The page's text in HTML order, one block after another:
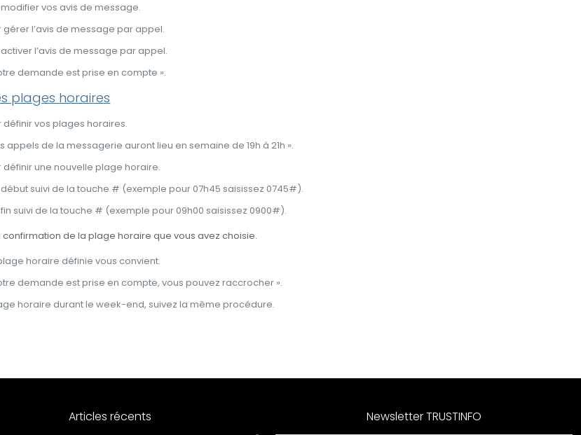
vos avis de message.
l’avis de message par appel.
l’avis de message par appel.
demande est prise en compte ».
plages horaires
vos plages horaires.
appels de la messagerie auront lieu en semaine de 19h à 21h ».
une nouvelle plage horaire.
début suivi de la touche # (exemple pour 07h45 saisissez 0745#).
fin suivi de la touche # (exemple pour 09h00 saisissez 0900#).
confirmation de la plage horaire que vous avez choisie.
horaire définie vous convient.
demande est prise en compte, vous pouvez raccrocher ».
horaire durant le week-end, suivez la même procédure.
Articles récents Newsletter TRUSTINFO